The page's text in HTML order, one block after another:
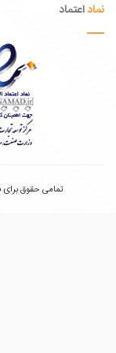
تمامی حقوق برای